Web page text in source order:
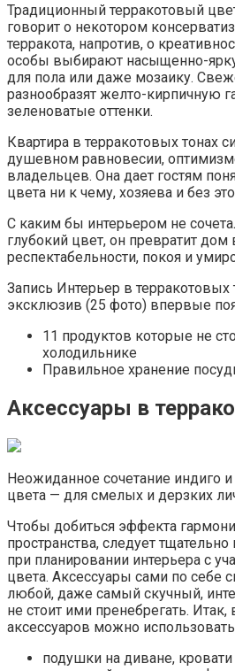
Традиционный терракотовый
говорит о некотором
терракота, напротив, о
особы выбирают насыщенно-
для пола или даже мозаику.
разнообразят желто-кирпичную
зеленоватые оттенки.
Квартира в терракотовых тонах
душевном равновесии,
владельцев. Она дает гостям
цвета ни к чему, хозяева и без
С каким бы интерьером не
глубокий цвет, он превратит дом
респектабельности, покоя и
Запись Интерьер в терракотовых
эксклюзив (25 фото) впервые
11 продуктов которые не
холодильнике
Правильное хранение
Аксессуары в
Неожиданное сочетание индиго и
цвета — для смелых и дерзких
Чтобы добиться эффекта
пространства, следует
при планировании интерьера с
цвета. Аксессуары сами по себе
любой, даже самый скучный,
не стоит ими пренебрегать. Итак,
аксессуаров можно
подушки на диване,